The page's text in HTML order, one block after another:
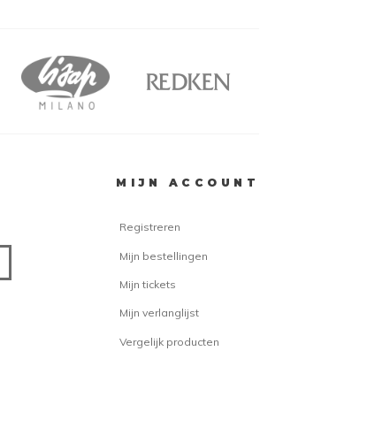
MIJN ACCOUNT
Registreren
Mijn bestellingen
Mijn tickets
Mijn verlanglijst
Vergelijk producten